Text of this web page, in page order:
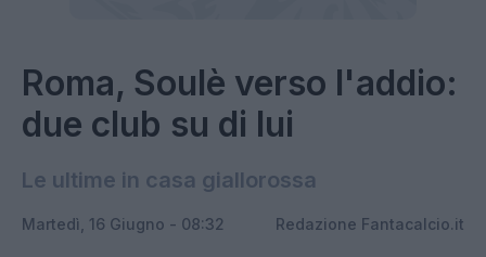
Roma, Soulè verso l'addio:
due club su di lui
Le ultime in casa giallorossa
Martedì, 16 Giugno - 08:32 Redazione Fantacalcio.it